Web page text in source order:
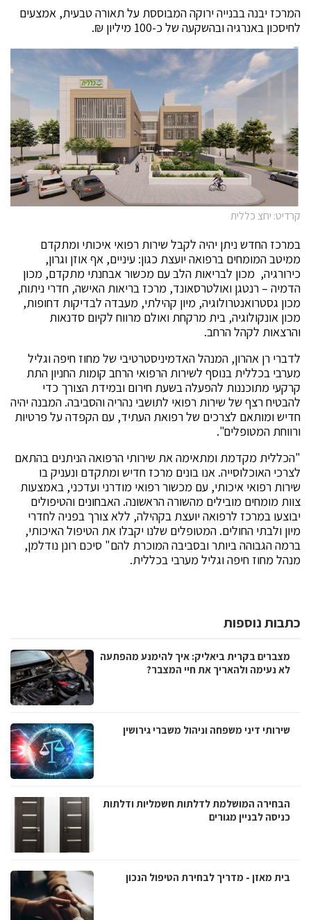
המרכז יבנה בבנייה ירוקה המבוססת על תאורה טבעית, אמצעים
לחיסכון באנרגיה ובהשקעה של כ-100 מיליון ₪.
קרדיט: יחצ כללית
במרכז החדש ניתן יהיה לקבל שירות רפואי איכותי ומתקדם
ממיטב המומחים ברפואה יועצת כגון: עיניים, אף אוזן וגרון,
כירורגיה, מכון לבריאות הלב עם מכשור אבחנתי מתקדם, מכון
הדמיה – רנטגן ואולטרסאונד, מרכז בריאות האישה, חדרי ניתוח,
מכון גסטרואנטרולוגיה, מיון קהילתי, מעבדה לבדיקות דחופות,
מכון אונקולוגיה, בית מרקחת ואולם מרווח לקיום סדנאות
והרצאות לקהל הרחב.
לדברי רן אהרון, המנהל האדמיניסטרטיבי של מחוז חיפה וגליל
מערבי בכללית בנוסף לשירות הרפואי הרחב קומות החניון התת
קרקעי מתוכננות להפעלה בשעת חירום ובמידת הצורך כדי
להבטיח רצף של שירות רפואי לתושבי נהריה והסביבה. המבנה יהיה
חדיש ומותאם לצרכים של רפואת העתיד, עם הקפדה על פרטיות
ורווחת המטופלים".
"הכללית מקדמת ומתאימה את שירותי הרפואה הניתנים בהתאם
לצרכי האוכלוסייה. אנו בונים מרכז חדיש ומתקדם ונעניק בו
שירות רפואי איכותי, עם מכשור רפואי מודרני ועדכני, באמצעות
צוות מומחים מובילים מהשורה הראשונה. האבחונים והטיפולים
יבוצעו במרכז לרפואה יועצת בקהילה, ללא צורך בפניה לחדרי
מיון ולבתי החולים. המטופלים שלנו יקבלו את הטיפול האיכותי,
ברמה הגבוהה ביותר ובסביבה המוכרת להם" סיכם רונן נודלמן,
מנהל מחוז חיפה וגליל מערבי בכללית.
כתבות נוספות
מצברים בקרית ביאליק: איך להימנע מהפתעה
לא נעימה ולהאריך את חיי המצבר?
שירותי דיני משפחה וניהול משברי גירושין
הבחירה המושלמת לדלתות חשמליות ודלתות
כניסה לבניין מגורים
בית מאזן - מדריך לבחירת הטיפול הנכון